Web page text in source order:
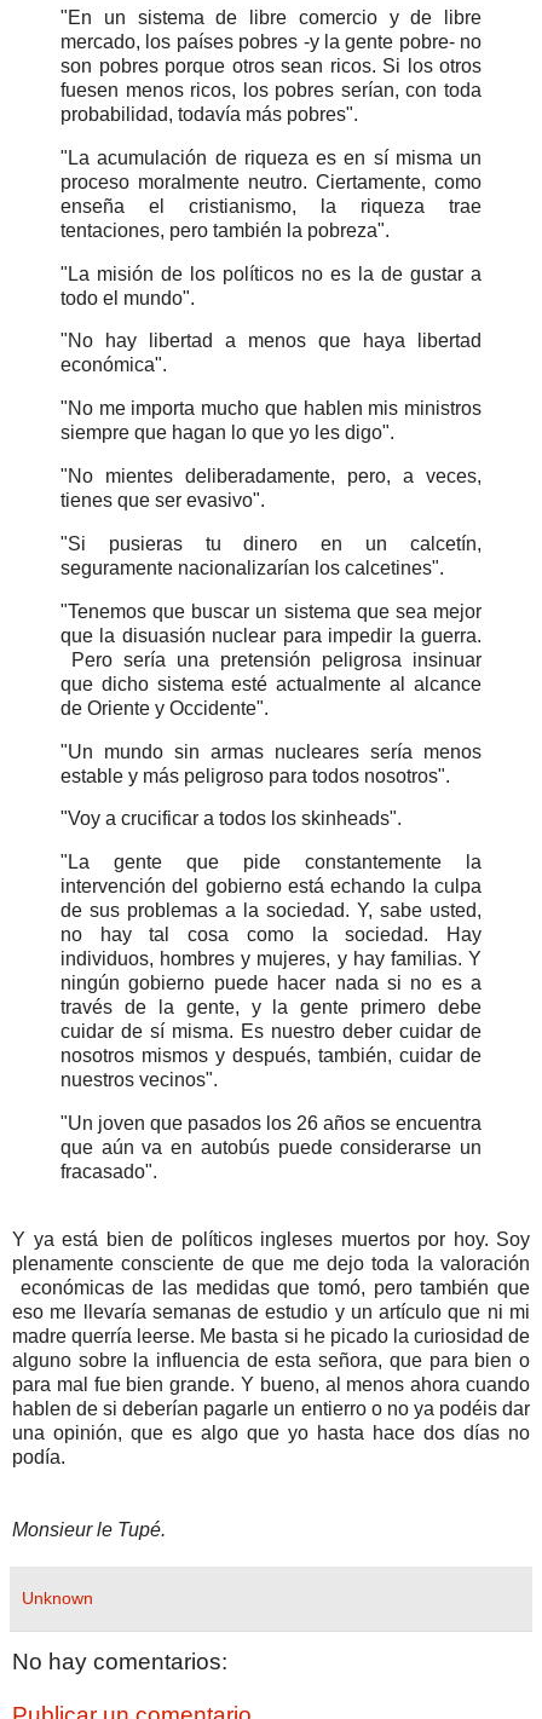
"En un sistema de libre comercio y de libre
mercado, los países pobres -y la gente pobre- no
son pobres porque otros sean ricos. Si los otros
fuesen menos ricos, los pobres serían, con toda
probabilidad, todavía más pobres".
"La acumulación de riqueza es en sí misma un
proceso moralmente neutro. Ciertamente, como
enseña el cristianismo, la riqueza trae
tentaciones, pero también la pobreza".
"La misión de los políticos no es la de gustar a
todo el mundo".
"No hay libertad a menos que haya libertad
económica".
"No me importa mucho que hablen mis ministros
siempre que hagan lo que yo les digo".
"No mientes deliberadamente, pero, a veces,
tienes que ser evasivo".
"Si pusieras tu dinero en un calcetín,
seguramente nacionalizarían los calcetines".
"Tenemos que buscar un sistema que sea mejor
que la disuasión nuclear para impedir la guerra.
Pero sería una pretensión peligrosa insinuar
que dicho sistema esté actualmente al alcance
de Oriente y Occidente".
"Un mundo sin armas nucleares sería menos
estable y más peligroso para todos nosotros".
"Voy a crucificar a todos los skinheads".
"La gente que pide constantemente la
intervención del gobierno está echando la culpa
de sus problemas a la sociedad. Y, sabe usted,
no hay tal cosa como la sociedad. Hay
individuos, hombres y mujeres, y hay familias. Y
ningún gobierno puede hacer nada si no es a
través de la gente, y la gente primero debe
cuidar de sí misma. Es nuestro deber cuidar de
nosotros mismos y después, también, cuidar de
nuestros vecinos".
"Un joven que pasados los 26 años se encuentra
que aún va en autobús puede considerarse un
fracasado".
Y ya está bien de políticos ingleses muertos por hoy. Soy
plenamente consciente de que me dejo toda la valoración
económicas de las medidas que tomó, pero también que
eso me llevaría semanas de estudio y un artículo que ni mi
madre querría leerse. Me basta si he picado la curiosidad de
alguno sobre la influencia de esta señora, que para bien o
para mal fue bien grande. Y bueno, al menos ahora cuando
hablen de si deberían pagarle un entierro o no ya podéis dar
una opinión, que es algo que yo hasta hace dos días no
podía.
Monsieur le Tupé.
Unknown
No hay comentarios: